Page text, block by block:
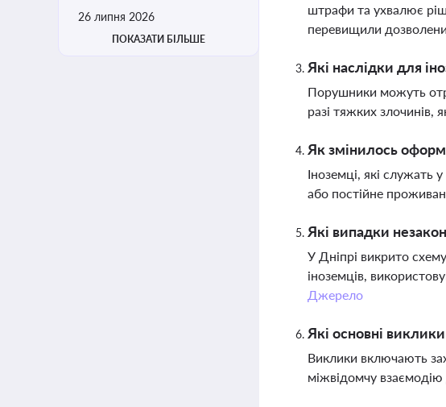
26 липня 2026
ПОКАЗАТИ БІЛЬШЕ
штрафи та ухвалює
перевищили
Які наслідки для
Порушники можуть
разі тяжких злочинів,
Як змінилось
Іноземці, які
або постійне
Які випадки
У Дніпрі викрито
іноземців,
Джерело
Які основні
Виклики включають
міжвідомчу